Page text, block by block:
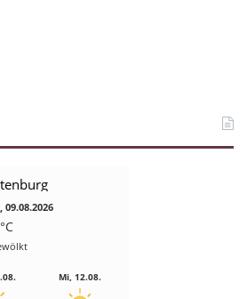
09.08.2026
Mi, 12.08.